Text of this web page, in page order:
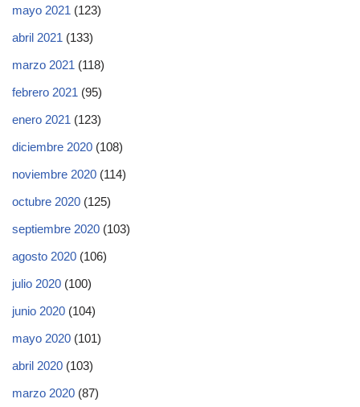
mayo 2021 (123)
abril 2021 (133)
marzo 2021 (118)
febrero 2021 (95)
enero 2021 (123)
diciembre 2020 (108)
noviembre 2020 (114)
octubre 2020 (125)
septiembre 2020 (103)
agosto 2020 (106)
julio 2020 (100)
junio 2020 (104)
mayo 2020 (101)
abril 2020 (103)
marzo 2020 (87)